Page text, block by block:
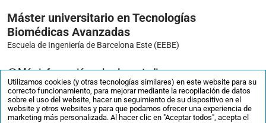
Máster universitario en Tecnologías
Biomédicas Avanzadas
Escuela de Ingeniería de Barcelona Este (EEBE)
Más información sobre los estudios
Utilizamos cookies (y otras tecnologías similares) en este website para su
correcto funcionamiento, para mejorar mediante la recopilación de datos
sobre el uso del website, hacer un seguimiento de su dispositivo en el
website y otros websites y para que podamos ofrecer una experiencia de
marketing más personalizada. Al hacer clic en "Aceptar todos", acepta el